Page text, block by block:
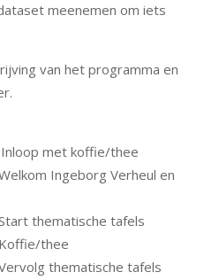
meenemen om iets
van het programma en
koffie/thee
Ingeborg Verheul en
tafels
thee
thematische tafels